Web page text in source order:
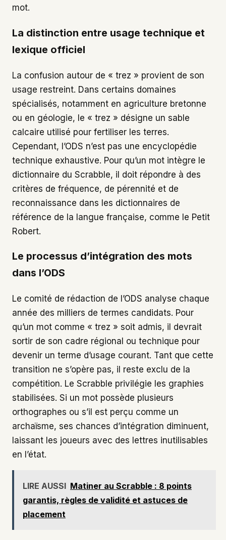
mot.
La distinction entre usage technique et
lexique officiel
La confusion autour de « trez » provient de son
usage restreint. Dans certains domaines
spécialisés, notamment en agriculture bretonne
ou en géologie, le « trez » désigne un sable
calcaire utilisé pour fertiliser les terres.
Cependant, l’ODS n’est pas une encyclopédie
technique exhaustive. Pour qu’un mot intègre le
dictionnaire du Scrabble, il doit répondre à des
critères de fréquence, de pérennité et de
reconnaissance dans les dictionnaires de
référence de la langue française, comme le Petit
Robert.
Le processus d’intégration des mots
dans l’ODS
Le comité de rédaction de l’ODS analyse chaque
année des milliers de termes candidats. Pour
qu’un mot comme « trez » soit admis, il devrait
sortir de son cadre régional ou technique pour
devenir un terme d’usage courant. Tant que cette
transition ne s’opère pas, il reste exclu de la
compétition. Le Scrabble privilégie les graphies
stabilisées. Si un mot possède plusieurs
orthographes ou s’il est perçu comme un
archaïsme, ses chances d’intégration diminuent,
laissant les joueurs avec des lettres inutilisables
en l’état.
LIRE AUSSI Matiner au Scrabble : 8 points
garantis, règles de validité et astuces de
placement